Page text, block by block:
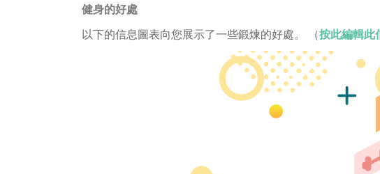
健身的好處
以下的信息圖表向您展示了一些鍛煉的好處。 （按此編輯此